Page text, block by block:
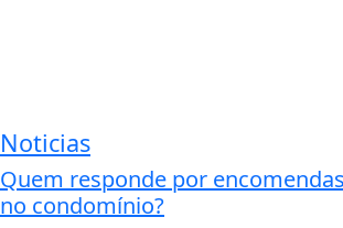
Noticias
Quem responde por
no condomínio?